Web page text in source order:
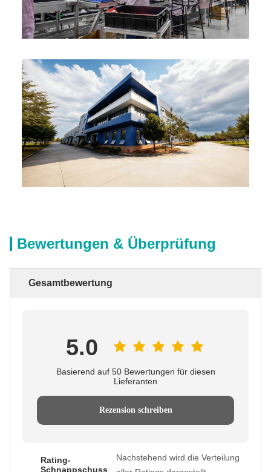
Bewertungen & Überprüfung
Gesamtbewertung
5.0
Basierend auf 50 Bewertungen für diesen
Lieferanten
Rezension schreiben
Rating-
Schnappschuss
Nachstehend wird die Verteilung